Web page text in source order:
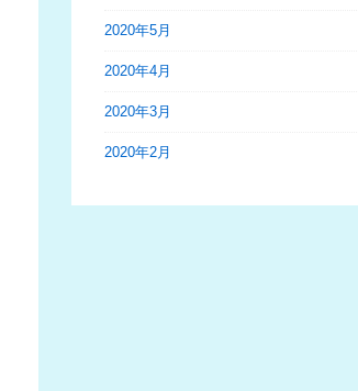
2020年5月
2020年4月
2020年3月
2020年2月